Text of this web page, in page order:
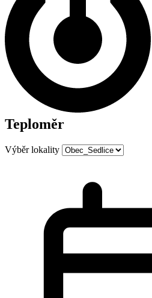
Teploměr
Výběr lokality